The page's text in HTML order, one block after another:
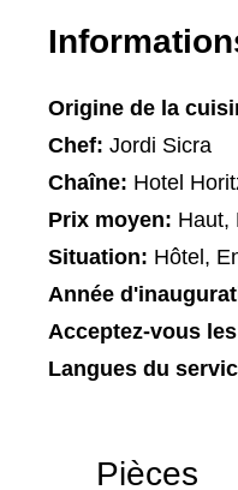
Origine de la
Chef: Jordi Sicra
Chaîne: Hotel
Prix moyen: Haut,
Situation: Hôtel,
Année
Acceptez-vous
Langues du
Pièces